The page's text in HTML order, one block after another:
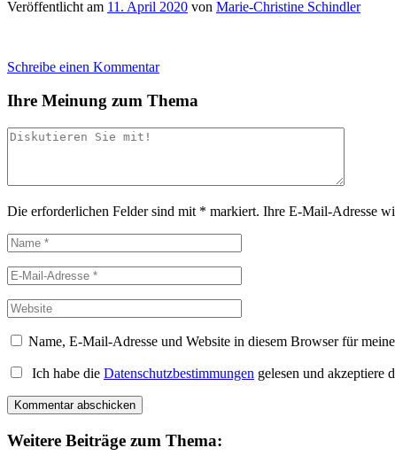
Veröffentlicht am 11. April 2020 von Marie-Christine Schindler
Schreibe einen Kommentar
Ihre Meinung zum Thema
Die erforderlichen Felder sind mit * markiert. Ihre E-Mail-Adresse
Name, E-Mail-Adresse und Website in diesem Browser für
Ich habe die Datenschutzbestimmungen gelesen und akzeptiere
Weitere Beiträge zum Thema: